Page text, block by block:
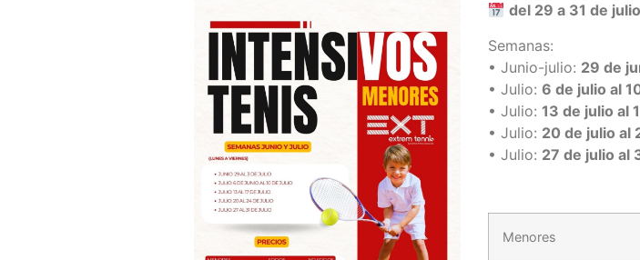
del 29 a 31 de julio
Semanas:
• Junio-julio: 29 de
• Julio: 6 de julio al
• Julio: 13 de julio al
• Julio: 20 de julio al
• Julio: 27 de julio al
Menores